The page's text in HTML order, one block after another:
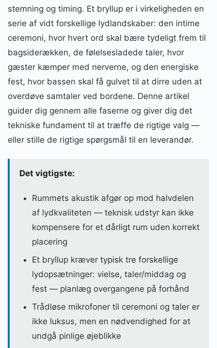
stemning og timing. Et bryllup er i virkeligheden en
serie af vidt forskellige lydlandskaber: den intime
ceremoni, hvor hvert ord skal bære tydeligt frem til
bagsiderækken, de følelsesladede taler, hvor
gæster kæmper med nerverne, og den energiske
fest, hvor bassen skal få gulvet til at dirre uden at
overdøve samtaler ved bordene. Denne artikel
guider dig gennem alle faserne og giver dig det
tekniske fundament til at træffe de rigtige valg —
eller stille de rigtige spørgsmål til en leverandør.
Det vigtigste:
Rummets akustik afgør op mod halvdelen
af lydkvaliteten — teknisk udstyr kan ikke
kompensere for et dårligt rum uden korrekt
placering
Et bryllup kræver typisk tre forskellige
lydopsætninger: vielse, taler/middag og
fest — planlæg overgangene på forhånd
Trådløse mikrofoner til ceremoni og taler er
ikke luksus, men en nødvendighed for at
undgå pinlige øjeblikke